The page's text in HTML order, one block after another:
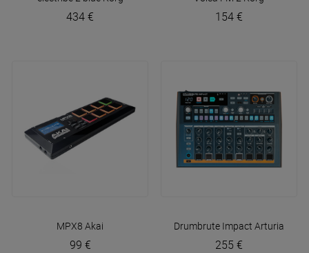
434 € 154 €
MPX8 Akai
99 €
Drumbrute Impact Arturia
255 €